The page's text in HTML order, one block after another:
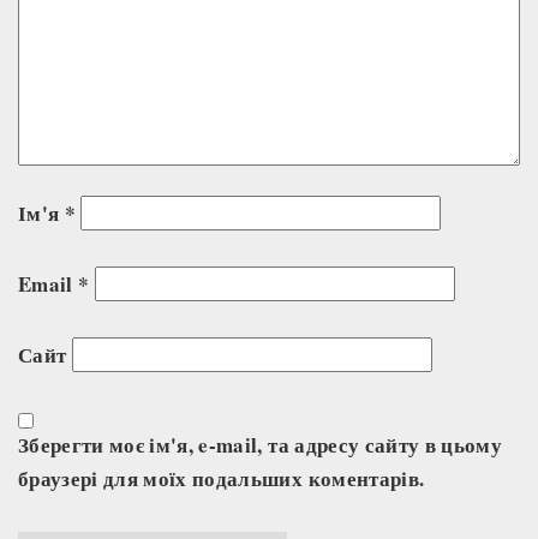
Ім'я *
Email *
Сайт
Зберегти моє ім'я, e-mail, та адресу сайту в цьому
браузері для моїх подальших коментарів.